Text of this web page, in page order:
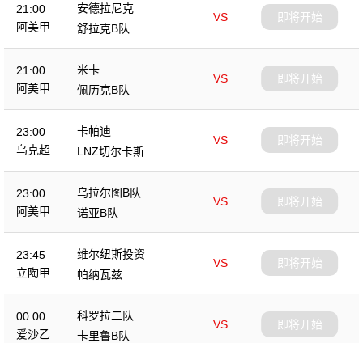
21:00
阿美甲
安德拉尼克
VS
舒拉克B队
即将开始
21:00
阿美甲
米卡
VS
佩历克B队
即将开始
23:00
乌克超
卡帕迪
VS
LNZ切尔卡斯
即将开始
23:00
阿美甲
乌拉尔图B队
VS
诺亚B队
即将开始
23:45
立陶甲
维尔纽斯投资
VS
帕纳瓦兹
即将开始
00:00
爱沙乙
科罗拉二队
VS
卡里鲁B队
即将开始